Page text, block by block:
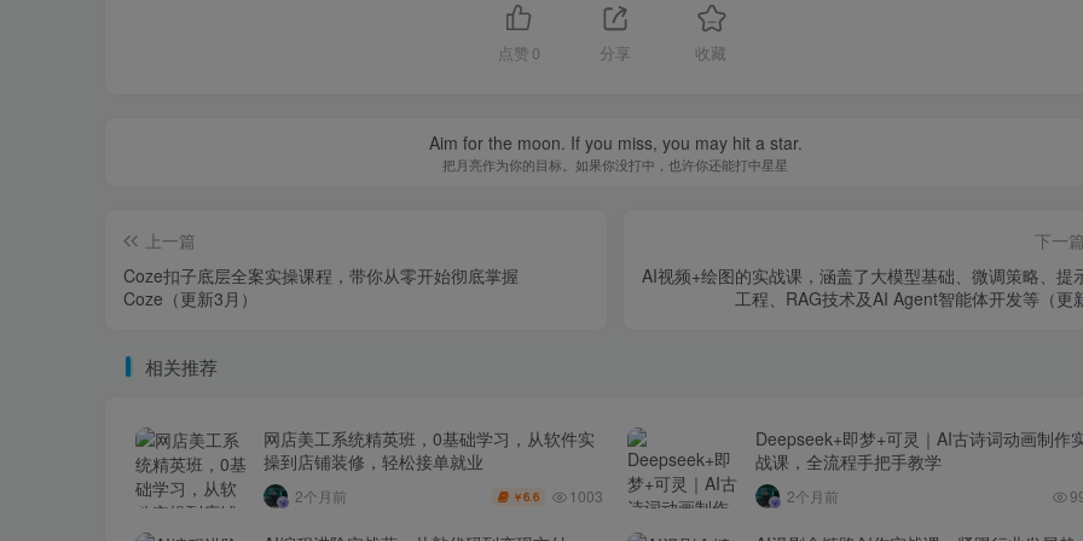
点赞 0 分享 收藏
Aim for the moon. If you miss, you may hit a star.
把月亮作为你的目标。如果你没打中，也许你还能打中星星
上一篇
Coze扣子底层全案实操课程，带你从零开始彻底掌握
Coze（更新3月）
下一篇
AI视频+绘图的实战课，涵盖了大模型基础、微调策略、提
工程、RAG技术及AI Agent智能体开发等（更
相关推荐
网店美工系统精英班，0基础学习，从软件实
操到店铺装修，轻松接单就业
2个月前 ￥6.6 1003
Deepseek+即梦+可灵｜AI古诗词动画制作
战课，全流程手把手教学
2个月前